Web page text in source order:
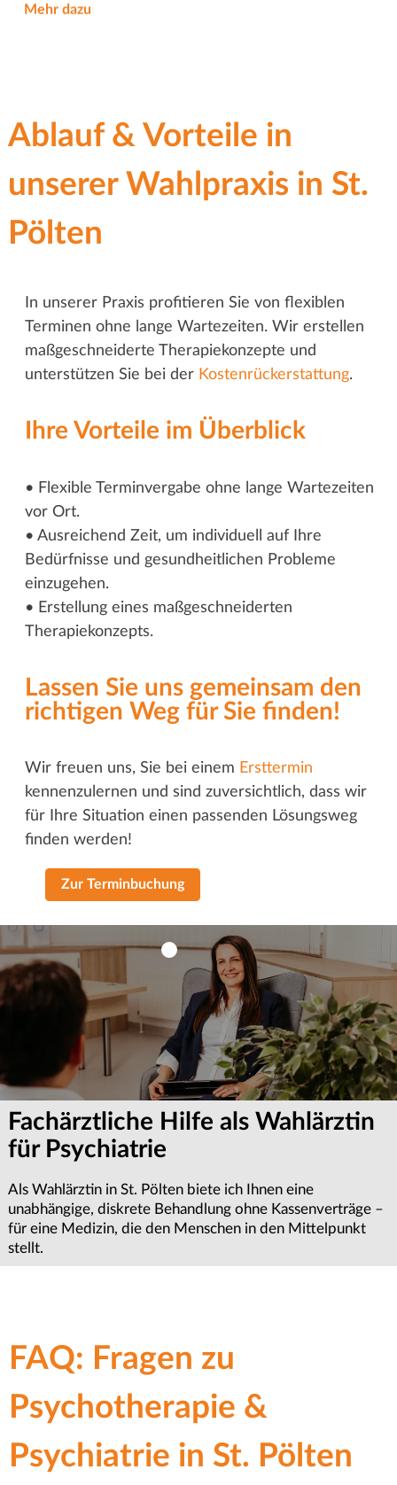
Mehr dazu
Ablauf & Vorteile in
unserer Wahlpraxis in St.
Pölten
In unserer Praxis profitieren Sie von flexiblen
Terminen ohne lange Wartezeiten. Wir erstellen
maßgeschneiderte Therapiekonzepte und
unterstützen Sie bei der Kostenrückerstattung.
Ihre Vorteile im Überblick
• Flexible Terminvergabe ohne lange Wartezeiten
vor Ort.
• Ausreichend Zeit, um individuell auf Ihre
Bedürfnisse und gesundheitlichen Probleme
einzugehen.
• Erstellung eines maßgeschneiderten
Therapiekonzepts.
Lassen Sie uns gemeinsam den
richtigen Weg für Sie finden!
Wir freuen uns, Sie bei einem Ersttermin
kennenzulernen und sind zuversichtlich, dass wir
für Ihre Situation einen passenden Lösungsweg
finden werden!
Zur Terminbuchung
Fachärztliche Hilfe als Wahlärztin
für Psychiatrie
Als Wahlärztin in St. Pölten biete ich Ihnen eine
unabhängige, diskrete Behandlung ohne Kassenverträge –
für eine Medizin, die den Menschen in den Mittelpunkt
stellt.
Terminvereinbarung &
Erstgespräch anfragen
Ob für Psychiatrie, Psychotherapie oder Psychologie – wir
bemühen uns um eine zeitnahe Terminvergabe.
Kontaktieren Sie uns für ein Erstgespräch in unserer Praxis
im Zentrum von St. Pölten.
Wichtige Informationen zur
Termin-Absageregelung
Sollten Sie einen Termin einmal nicht wahrnehmen können,
bitten wir um eine rechtzeitige Absage. Dies ermöglicht es
uns, den frei gewordenen Platz anderen Patientinnen oder
Patienten in dringenden Notfällen kurzfristig zur
Verfügung zu stellen.
FAQ: Fragen zu
Psychotherapie &
Psychiatrie in St. Pölten